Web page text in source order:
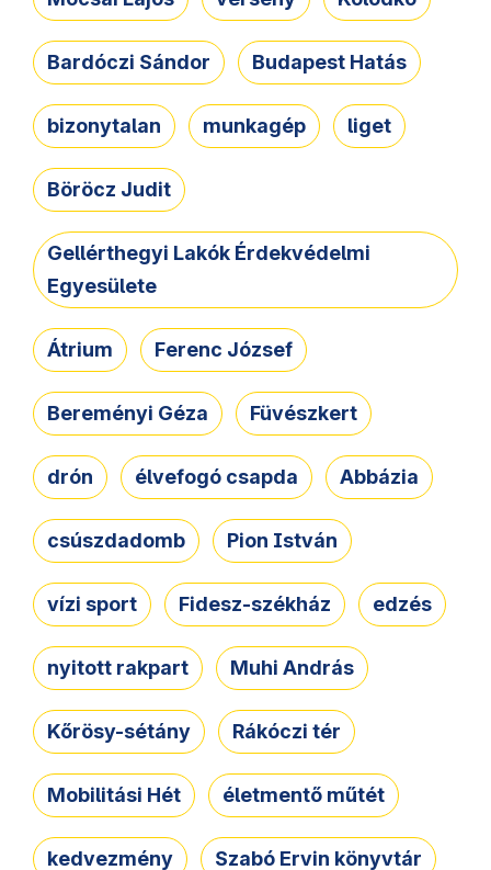
Bardóczi Sándor Budapest Hatás
bizonytalan munkagép liget
Böröcz Judit
Gellérthegyi Lakók Érdekvédelmi
Egyesülete
Átrium Ferenc József
Bereményi Géza Füvészkert
drón élvefogó csapda Abbázia
csúszdadomb Pion István
vízi sport Fidesz-székház edzés
nyitott rakpart Muhi András
Kőrösy-sétány Rákóczi tér
Mobilitási Hét életmentő műtét
kedvezmény Szabó Ervin könyvtár